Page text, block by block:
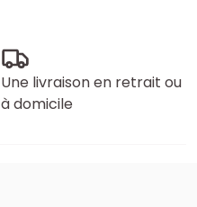
Une livraison en retrait ou
à domicile